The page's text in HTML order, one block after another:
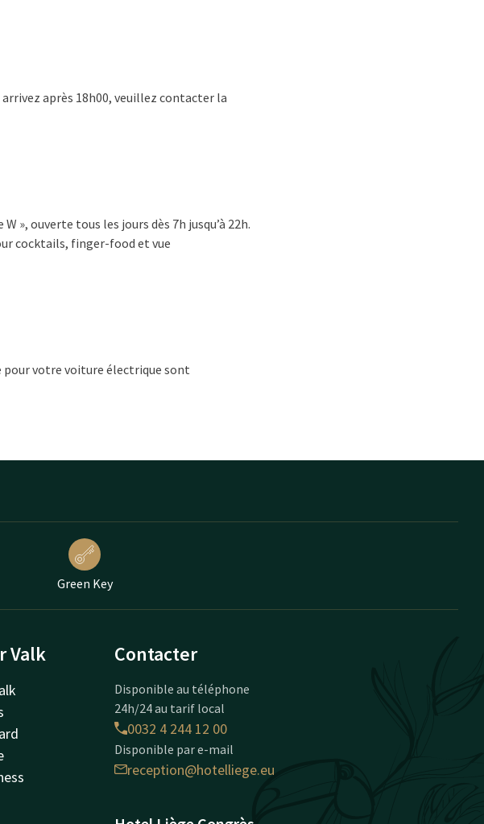
après 18h00, veuillez contacter la
W », ouverte tous les jours dès 7h jusqu’à 22h.
cocktails, finger-food et vue
pour votre voiture électrique sont
Green Key
Valk Contacter
Disponible au téléphone
24h/24 au tarif local
0032 4 244 12 00
Disponible par e-mail
reception@hotelliege.eu